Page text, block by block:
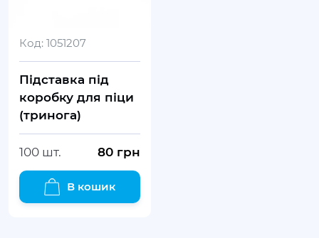
Код: 1051207
Підставка під
коробку для піци
(тринога)
100 шт. 80 грн
В кошик